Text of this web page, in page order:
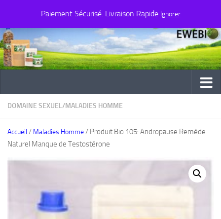
Paiement Sécurisé. Livraison Rapide Ignorer
Au dessous du contenu
DOMAINE SEXUEL/MALADIES HOMME
Accueil / Maladies Homme/ Produit Bio 105: Andropause Remède
Naturel Manque de Testostérone